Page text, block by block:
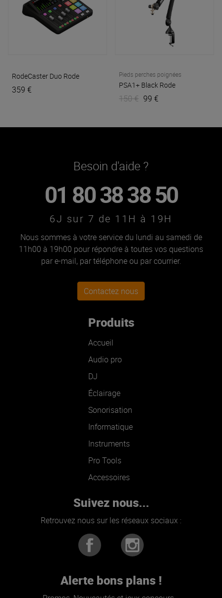
RodeCaster Duo Rode
359 €
Pieds perches poignées
PSA1+ Black Rode
150 € 99 €
Besoin d'aide ?
01 80 38 38 50
6J sur 7 de 11H à 19H
Nous sommes à votre service du lundi au samedi de
11h00 à 19h00 pour répondre à toutes vos questions
par e-mail, par téléphone ou par courrier.
Contactez nous
Produits
Accueil
Audio pro
DJ
Éclairage
Sonorisation
Informatique
Instruments
Pro Tools
Accessoires
Suivez nous...
Retrouvez nous sur les réseaux sociaux :
Alerte bons plans !